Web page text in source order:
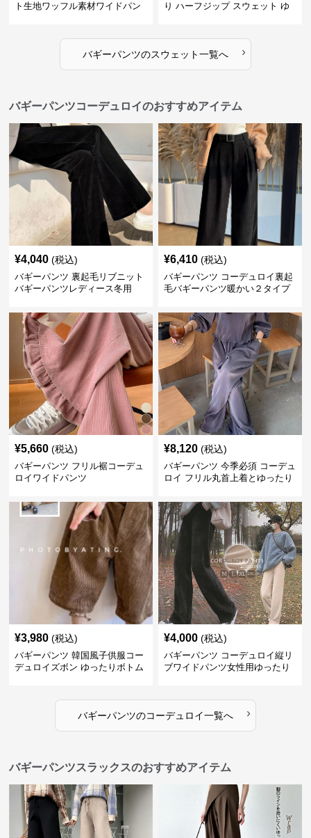
ト生地ワッフル素材ワイドパン
り ハーフジップ スウェット ゆ
バギーパンツのスウェット一覧へ ›
バギーパンツコーデュロイのおすすめアイテム
¥4,040 (税込)
バギーパンツ 裏起毛リブニット
バギーパンツレディース冬用
¥6,410 (税込)
バギーパンツ コーデュロイ裏起
毛バギーパンツ暖かい２タイプ
¥5,660 (税込)
バギーパンツ フリル裾コーデュ
ロイワイドパンツ
¥8,120 (税込)
バギーパンツ 今季必須 コーデュ
ロイ フリル丸首上着とゆったり
¥3,980 (税込)
バギーパンツ 韓国風子供服コー
デュロイズボン ゆったりボトム
¥4,000 (税込)
バギーパンツ コーデュロイ縦リ
ブワイドパンツ女性用ゆったり
バギーパンツのコーデュロイ一覧へ ›
バギーパンツスラックスのおすすめアイテム